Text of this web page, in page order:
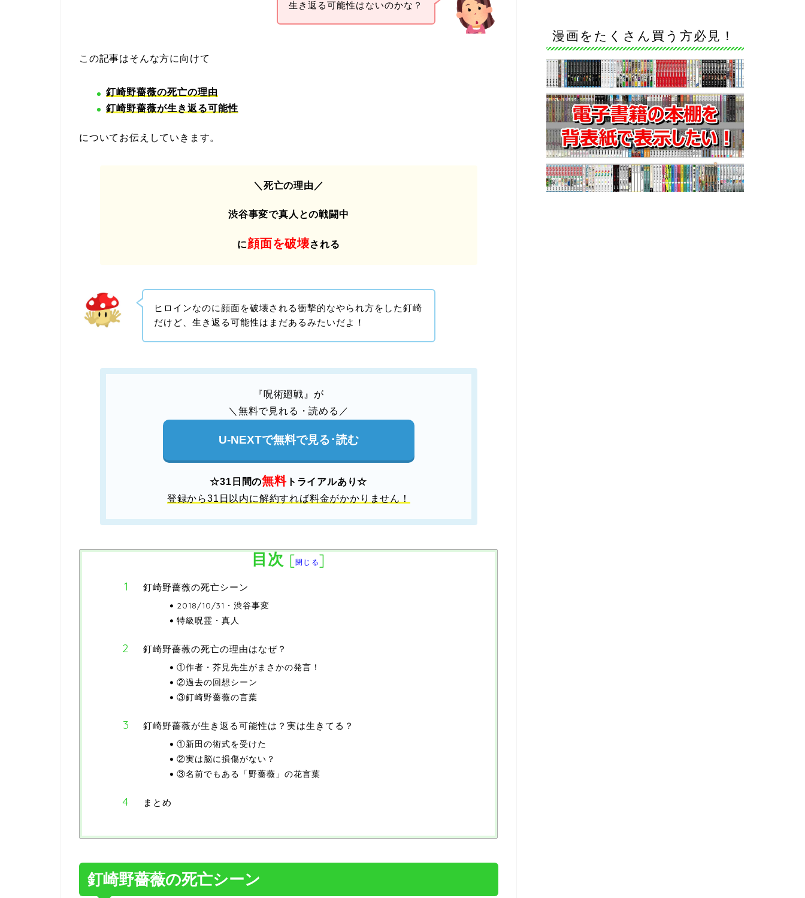
生き返る可能性はないのかな？
この記事はそんな方に向けて
釘崎野薔薇の死亡の理由
釘崎野薔薇が生き返る可能性
についてお伝えしていきます。
＼死亡の理由／
渋谷事変で真人との戦闘中
に顔面を破壊される
ヒロインなのに顔面を破壊される衝撃的なやられ方をした釘崎
だけど、生き返る可能性はまだあるみたいだよ！
『呪術廻戦』が
＼無料で見れる・読める／
U-NEXTで無料で見る･読む
☆31日間の無料トライアルあり☆
登録から31日以内に解約すれば料金がかかりません！
目次 [閉じる]
釘崎野薔薇の死亡シーン
2018/10/31・渋谷事変
特級呪霊・真人
釘崎野薔薇の死亡の理由はなぜ？
①作者・芥見先生がまさかの発言！
②過去の回想シーン
③釘崎野薔薇の言葉
釘崎野薔薇が生き返る可能性は？実は生きてる？
①新田の術式を受けた
②実は脳に損傷がない？
③名前でもある「野薔薇」の花言葉
まとめ
釘崎野薔薇の死亡シーン
漫画をたくさん買う方必見！